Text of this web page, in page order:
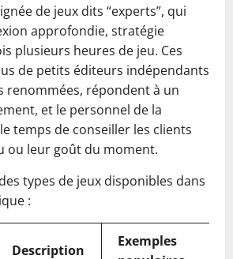
de jeux dits “experts”, qui
approfondie, stratégie
plusieurs heures de jeu. Ces
de petits éditeurs indépendants
renommées, répondent à un
et le personnel de la
temps de conseiller les clients
ou leur goût du moment.
types de jeux disponibles dans
:
Description
Exemples